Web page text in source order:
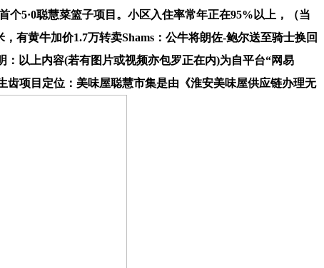
5·0聪慧菜篮子项目。小区入住率常年正在95%以上，（当
有黄牛加价1.7万转卖Shams：公牛将朗佐-鲍尔送至骑士换回
以上内容(若有图片或视频亦包罗正在内)为自平台“网易
齿项目定位：美味屋聪慧市集是由《淮安美味屋供应链办理无